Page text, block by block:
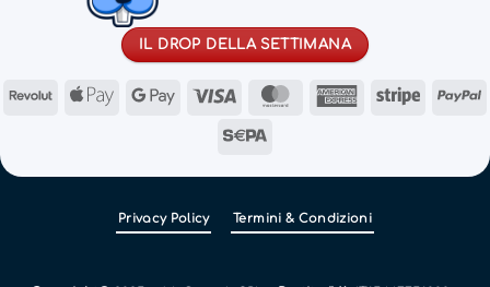
IL DROP DELLA SETTIMANA
RevolutApple GoogleVisa MasterCardAmericanStripe
Sepa
Privacy Policy Termini & Condizioni